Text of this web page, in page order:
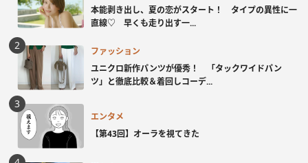
本能剥き出し、夏の恋がスタート！ タイプの異性に一
直線♡ 早くも走り出す一...
ファッション
ユニクロ新作パンツが優秀！ 「タックワイドパン
ツ」と徹底比較＆着回しコーデ...
エンタメ
【第43回】オーラを視てきた